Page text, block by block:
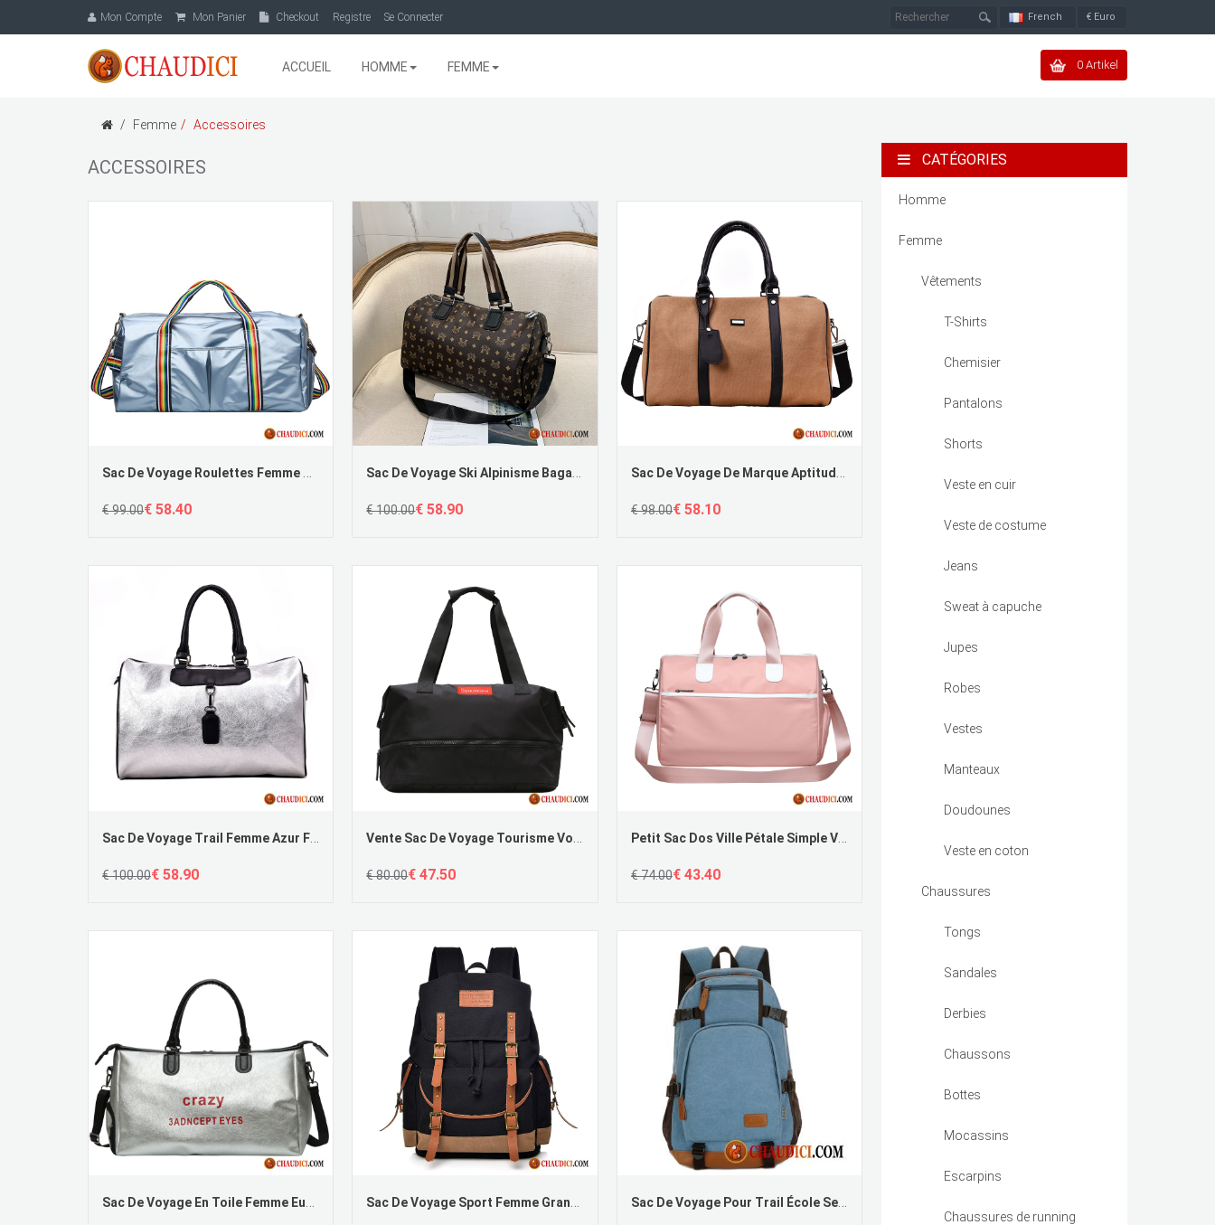
Mon Compte Mon Panier Checkout Registre Se Connecter € Euro
French
ACCUEIL HOMME FEMME 0 Artikel
Femme Accessoires
ACCESSOIRES
Sac De Voyage Roulettes Femme Tourisme Voyage Bagage Lumière Pas Cher
€ 99.00€ 58.40
Sac De Voyage Ski Alpinisme Bagage Classique Voyage Aptitude Le Nouveau
€ 100.00€ 58.90
Sac De Voyage De Marque Aptitude Grande Capacité Tourisme Tendance Toile France
€ 98.00€ 58.10
Sac De Voyage Trail Femme Azur Femme Tendance Grande Capacité Voyage Sac À Main Pas Cher
€ 100.00€ 58.90
Vente Sac De Voyage Tourisme Voyage Grande Capacité Lumière Noir
€ 80.00€ 47.50
Petit Sac Dos Ville Pétale Simple Voyage Lumière Femme
€ 74.00€ 43.40
Sac De Voyage En Toile Femme Europe Aptitude Voyage Grande Capacité Sac De Voyage Sport Femme Grande Capacité Sac À Dos Voyage Homme Le Nouveau En Vente Sac De Voyage Pour Trail École Secondaire Sac À Dos Voyage Grande Capacité Femme
CATÉGORIES
Homme
Femme
Vêtements
T-Shirts
Chemisier
Pantalons
Shorts
Veste en cuir
Veste de costume
Jeans
Sweat à capuche
Jupes
Robes
Vestes
Manteaux
Doudounes
Veste en coton
Chaussures
Tongs
Sandales
Derbies
Chaussons
Bottes
Mocassins
Escarpins
Chaussures de running